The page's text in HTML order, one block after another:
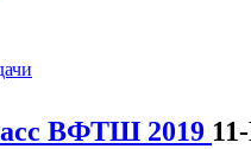
ВФТШ 2019